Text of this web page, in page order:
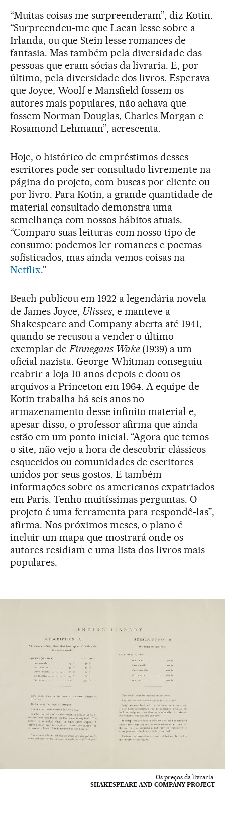
“Muitas coisas me surpreenderam”, diz Kotin.
“Surpreendeu-me que Lacan lesse sobre a
Irlanda, ou que Stein lesse romances de
fantasia. Mas também pela diversidade das
pessoas que eram sócias da livraria. E, por
último, pela diversidade dos livros. Esperava
que Joyce, Woolf e Mansfield fossem os
autores mais populares, não achava que
fossem Norman Douglas, Charles Morgan e
Rosamond Lehmann”, acrescenta.
Hoje, o histórico de empréstimos desses
escritores pode ser consultado livremente na
página do projeto, com buscas por cliente ou
por livro. Para Kotin, a grande quantidade de
material consultado demonstra uma
semelhança com nossos hábitos atuais.
“Comparo suas leituras com nosso tipo de
consumo: podemos ler romances e poemas
sofisticados, mas ainda vemos coisas na
Netflix.”
Beach publicou em 1922 a legendária novela
de James Joyce, Ulisses, e manteve a
Shakespeare and Company aberta até 1941,
quando se recusou a vender o último
exemplar deFinnegans Wake(1939) a um
oficial nazista. George Whitman conseguiu
reabrir a loja 10 anos depois e doou os
arquivos a Princeton em 1964. A equipe de
Kotin trabalha há seis anos no
armazenamento desse infinito material e,
apesar disso, o professor afirma que ainda
estão em um ponto inicial. “Agora que temos
o site, não vejo a hora de descobrir clássicos
esquecidos ou comunidades de escritores
unidos por seus gostos. E também
informações sobre os americanos expatriados
em Paris. Tenho muitíssimas perguntas. O
projeto é uma ferramenta para respondê-las”,
afirma. Nos próximos meses, o plano é
incluir um mapa que mostrará onde os
autores residiam e uma lista dos livros mais
populares.
Os preços da livraria.
SHAKESPEARE AND COMPANY PROJECT